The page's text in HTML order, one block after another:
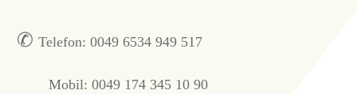
✆ Telefon: 0049 6534 949 517
Mobil: 0049 174 345 10 90